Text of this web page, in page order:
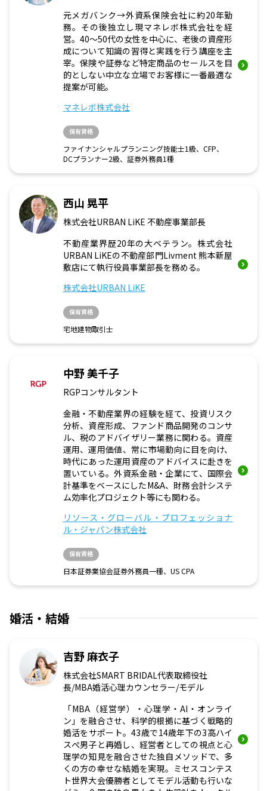
元メガバンク→外資系保険会社に約20年勤
務。その後独立し現マネレボ株式会社を経
営。40～50代の女性を中心に、老後の資産形
成について知識の習得と実践を行う講座を主
宰。保険や証券など特定商品のセールスを目
的としない中立な立場でお客様に一番最適な
提案が可能。
マネレボ株式会社
保有資格
ファイナンシャルプランニング技能士1級、CFP、
DCプランナー2級、証券外務員1種
西山 晃平
株式会社URBAN LiKE 不動産事業部長
不動産業界歴20年の大ベテラン。株式会社
URBAN LiKEの不動産部門Livment 熊本新屋
敷店にて執行役員事業部長を務める。
株式会社URBAN LiKE
保有資格
宅地建物取引士
中野 美千子
RGPコンサルタント
金融・不動産業界の経験を経て、投資リスク
分析、資産形成、ファンド商品開発のコンサ
ル、税のアドバイザリー業務に関わる。資産
運用、運用価値、常に市場動向に目を向け、
時代にあった運用資産のアドバイスに赴きを
置いている。外資系金融・企業にて、国際会
計基準をベースにしたM&A、財務会計システ
ム効率化プロジェクト等にも関わる。
リソース・グローバル・プロフェッショナ
ル・ジャパン株式会社
保有資格
日本証券業協会証券外務員一種、US CPA
婚活・結婚
吉野 麻衣子
株式会社SMART BRIDAL代表取締役社
長/MBA婚活心理カウンセラー/モデル
「MBA（経営学）・心理学・AI・オンライ
ン」を融合させ、科学的根拠に基づく戦略的
婚活をサポート。43歳で14歳年下の3高ハイ
スぺ男子と再婚し、経営者としての視点と心
理学の知見を融合させた独自メソッドで、多
くの方の幸せな結婚を実現。ミセスコンテス
ト世界大会優勝者としてモデル活動も行いな